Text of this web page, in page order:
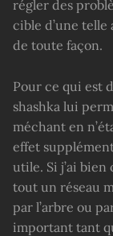
régler des
cible d’une
de toute façon.
Pour ce qui est
shashka lui
méchant en
effet
utile. Si j’ai
tout un réseau
par l’arbre ou
important tant